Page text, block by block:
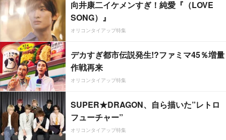
向井康二イケメンすぎ！純愛『（LOVE
SONG）』
オリコンタイアップ特集
デカすぎ都市伝説発生!?ファミマ45％増量
作戦再来
オリコンタイアップ特集
SUPER★DRAGON、自ら描いた”レトロ
フューチャー”
オリコンタイアップ特集